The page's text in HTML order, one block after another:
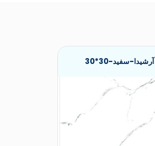
آرشیدا-سفید-30*30